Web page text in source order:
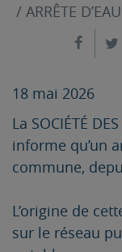
ARRÊTE
18 mai 2026
La SOCIÉTÉ
informe qu’un
commune,
L’origine de
sur le réseau